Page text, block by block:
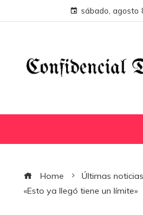
sábado, agosto
Home
Últimas noticias
«Esto ya llegó tiene un límite»